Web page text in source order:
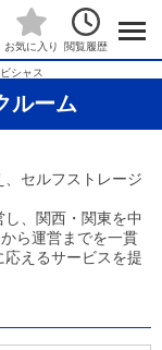
お気に入り 閲覧履歴
シャス
ルーム
セルフストレージ
、関西・関東を中
ら運営までを一貫
えるサービスを提